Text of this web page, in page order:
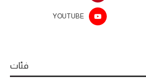
YOUTUBE
فئات